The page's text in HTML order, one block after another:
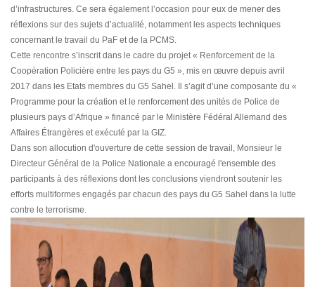
d’infrastructures. Ce sera également l’occasion pour eux de mener des
réflexions sur des sujets d’actualité, notamment les aspects techniques
concernant le travail du PaF et de la PCMS.
Cette rencontre s’inscrit dans le cadre du projet « Renforcement de la
Coopération Policière entre les pays du G5 », mis en œuvre depuis avril
2017 dans les Etats membres du G5 Sahel. Il s’agit d’une composante du «
Programme pour la création et le renforcement des unités de Police de
plusieurs pays d’Afrique » financé par le Ministère Fédéral Allemand des
Affaires Étrangères et exécuté par la GIZ.
Dans son allocution d'ouverture de cette session de travail, Monsieur le
Directeur Général de la Police Nationale a encouragé l'ensemble des
participants à des réflexions dont les conclusions viendront soutenir les
efforts multiformes engagés par chacun des pays du G5 Sahel dans la lutte
contre le terrorisme.